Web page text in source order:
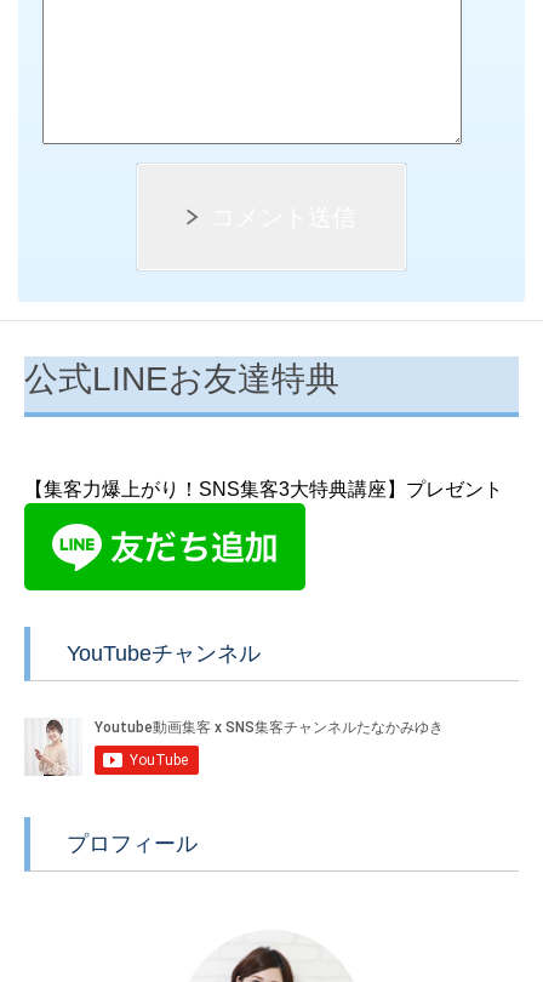
公式LINEお友達特典
【集客力爆上がり！SNS集客3大特典講座】プレゼント
YouTubeチャンネル
プロフィール